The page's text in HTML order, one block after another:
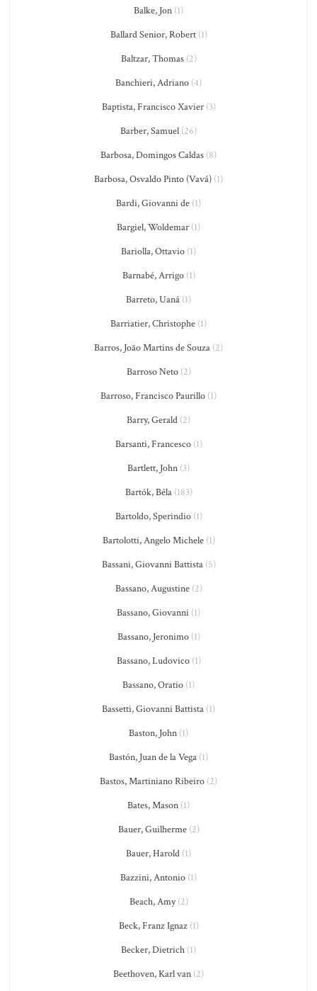
Balke, Jon (1)
Ballard Senior, Robert(1)
Baltzar, Thomas(2)
Banchieri, Adriano (4)
Baptista, Francisco Xavier(3)
Barber, Samuel (26)
Barbosa, Domingos Caldas (8)
Barbosa, Osvaldo Pinto (Vavá) (1)
Bardi, Giovanni de (1)
Bargiel, Woldemar (1)
Bariolla, Ottavio (1)
Barnabé, Arrigo(1)
Barreto, Uaná (1)
Barriatier, Christophe (1)
Barros, João Martins de Souza (2)
Barroso Neto(2)
Barroso, Francisco Paurillo (1)
Barry, Gerald (2)
Barsanti, Francesco(1)
Bartlett, John (3)
Bartók, Béla(183)
Bartoldo, Sperindio(1)
Bartolotti, Angelo Michele(1)
Bassani, Giovanni Battista(5)
Bassano, Augustine(2)
Bassano, Giovanni (1)
Bassano, Jeronimo(1)
Bassano, Ludovico(1)
Bassano, Oratio (1)
Bassetti, Giovanni Battista (1)
Baston, John (1)
Bastón, Juan de la Vega (1)
Bastos, Martiniano Ribeiro (2)
Bates, Mason (1)
Bauer, Guilherme(2)
Bauer, Harold (1)
Bazzini, Antonio (1)
Beach, Amy(2)
Beck, Franz Ignaz(1)
Becker, Dietrich (1)
Beethoven, Karl van (2)